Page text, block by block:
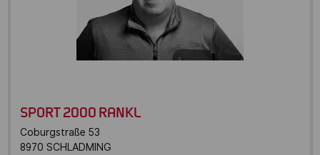
SPORT 2000 RANKL
Coburgstraße 53
8970 SCHLADMING